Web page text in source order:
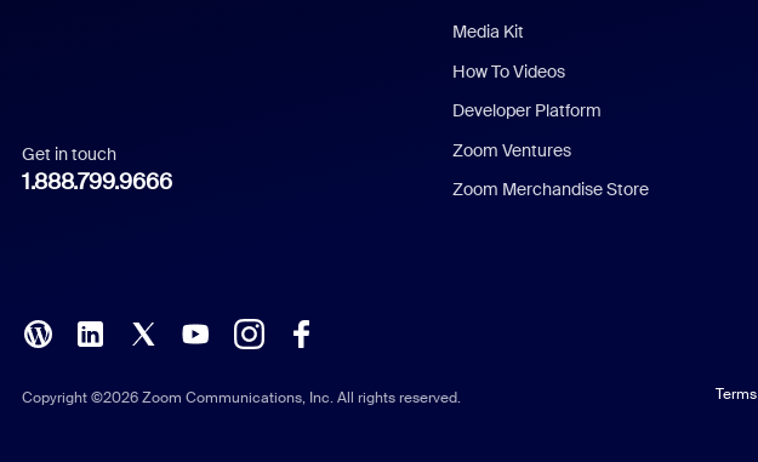
Italian
Polish
Get in touch
1.888.799.9666
Media Kit
How To Videos
Developer Platform
Zoom Ventures
Zoom Merchandise Store
Copyright ©2026 Zoom Communications, Inc. All rights reserved. Terms